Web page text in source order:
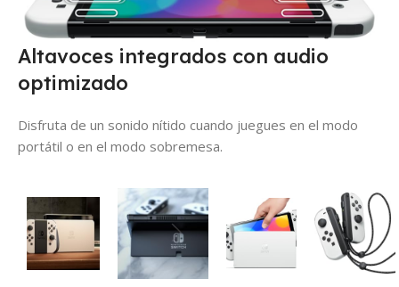
Altavoces integrados con audio
optimizado
Disfruta de un sonido nítido cuando juegues en el modo
portátil o en el modo sobremesa.